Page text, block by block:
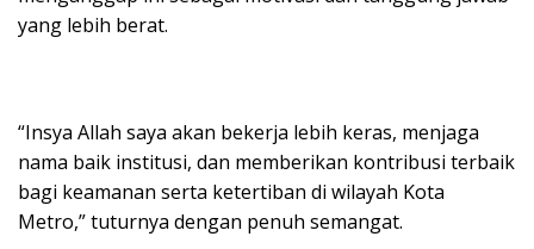
yang lebih berat.
“Insya Allah saya akan bekerja lebih keras, menjaga
nama baik institusi, dan memberikan kontribusi terbaik
bagi keamanan serta ketertiban di wilayah Kota
Metro,” tuturnya dengan penuh semangat.